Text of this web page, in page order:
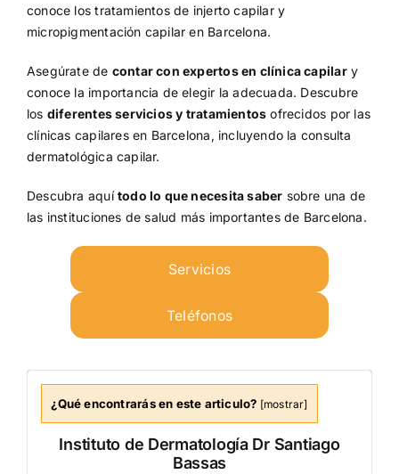
conoce los tratamientos de injerto capilar y
micropigmentación capilar en Barcelona.
Asegúrate de contar con expertos en clínica capilary
conoce la importancia de elegir la adecuada. Descubre
los diferentes servicios y tratamientos ofrecidos por las
clínicas capilares en Barcelona, incluyendo la consulta
dermatológica capilar.
Descubra aquítodo lo que necesita saber sobre una de
las instituciones de salud más importantes de Barcelona.
Servicios
Teléfonos
¿Qué encontrarás en este articulo? [mostrar]
Instituto de Dermatología Dr Santiago
Bassas